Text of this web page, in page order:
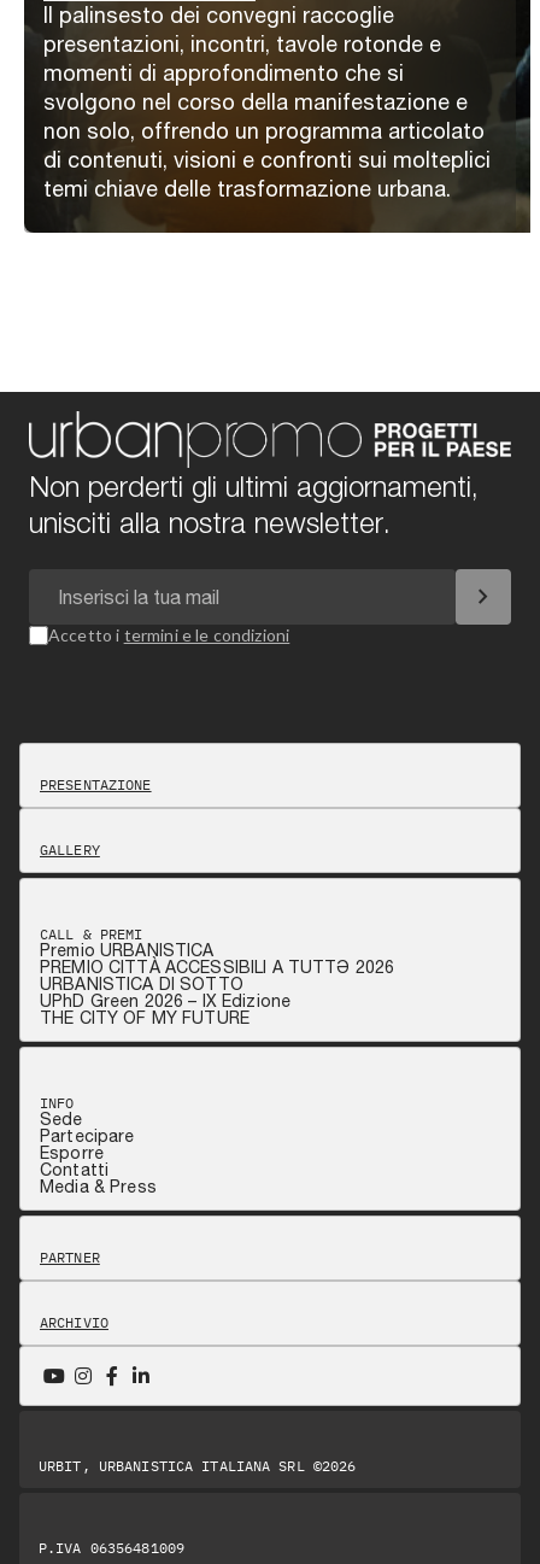
Il palinsesto dei convegni raccoglie
presentazioni, incontri, tavole rotonde e
momenti di approfondimento che si
svolgono nel corso della manifestazione e
non solo, offrendo un programma articolato
di contenuti, visioni e confronti sui molteplici
temi chiave delle trasformazione urbana.
Non perderti gli ultimi aggiornamenti,
unisciti alla nostra newsletter.
chevron_right
Accetto i termini e le condizioni
PRESENTAZIONE
GALLERY
CALL & PREMI
Premio URBANISTICA
PREMIO CITTÀ ACCESSIBILI A TUTTƏ 2026
URBANISTICA DI SOTTO
UPhD Green 2026 – IX Edizione
THE CITY OF MY FUTURE
INFO
Sede
Partecipare
Esporre
Contatti
Media & Press
PARTNER
ARCHIVIO
URBIT, URBANISTICA ITALIANA SRL ©2026
P.IVA 06356481009